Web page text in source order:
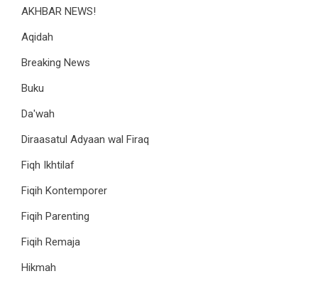
AKHBAR NEWS!
Aqidah
Breaking News
Buku
Da'wah
Diraasatul Adyaan wal Firaq
Fiqh Ikhtilaf
Fiqih Kontemporer
Fiqih Parenting
Fiqih Remaja
Hikmah